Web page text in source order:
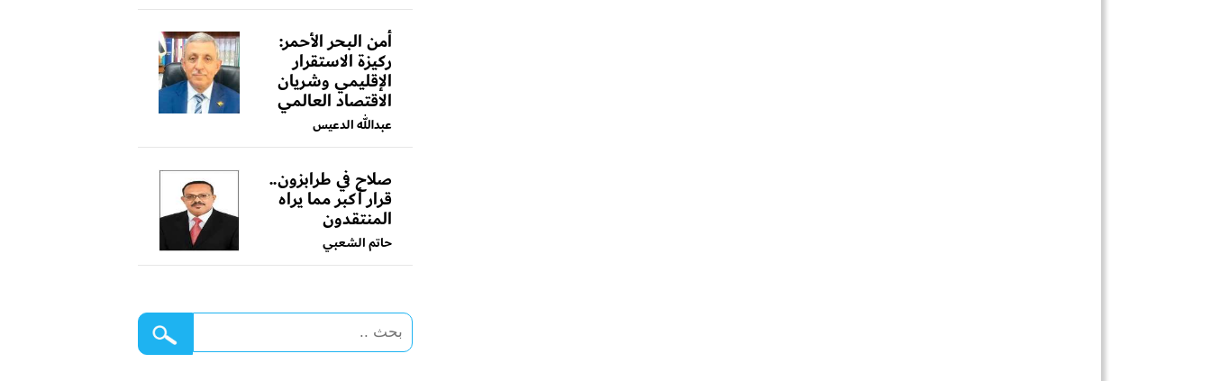
أمن البحر الأحمر:
ركيزة الاستقرار
الإقليمي وشريان
الاقتصاد العالمي
عبدالله الدعيس
صلاح في طرابزون..
قرار أكبر مما يراه
المنتقدون
حاتم الشعبي